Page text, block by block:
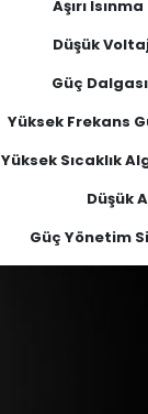
Aşırı
Düşük
Güç
Yüksek Frekans
Yüksek Sıcaklık
Düşük
Güç Yönetim